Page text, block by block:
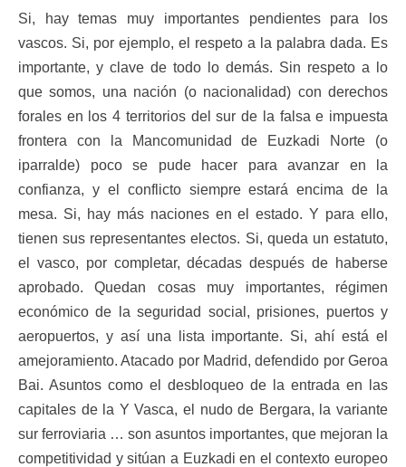
Si, hay temas muy importantes pendientes para los
vascos. Si, por ejemplo, el respeto a la palabra dada. Es
importante, y clave de todo lo demás. Sin respeto a lo
que somos, una nación (o nacionalidad) con derechos
forales en los 4 territorios del sur de la falsa e impuesta
frontera con la Mancomunidad de Euzkadi Norte (o
iparralde) poco se pude hacer para avanzar en la
confianza, y el conflicto siempre estará encima de la
mesa. Si, hay más naciones en el estado. Y para ello,
tienen sus representantes electos. Si, queda un estatuto,
el vasco, por completar, décadas después de haberse
aprobado. Quedan cosas muy importantes, régimen
económico de la seguridad social, prisiones, puertos y
aeropuertos, y así una lista importante. Si, ahí está el
amejoramiento. Atacado por Madrid, defendido por Geroa
Bai. Asuntos como el desbloqueo de la entrada en las
capitales de la Y Vasca, el nudo de Bergara, la variante
sur ferroviaria … son asuntos importantes, que mejoran la
competitividad y sitúan a Euzkadi en el contexto europeo